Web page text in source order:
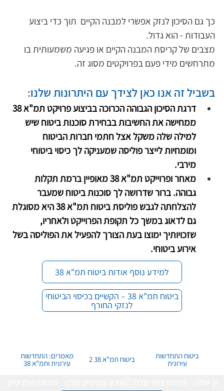
ביטוח תמ"א 38 – הקשיים בכיסוי הביטוחי
לנזקי החורף
למידע נוסף אודות ביטוח תמ"א 38
כך גם הסיכון לנזק אפשרי למבנה הקיים  תוך כדי ביצוע
העבודות - הוא גדול.
מצבים של קריסת המבנה הקיים או פגיעה משמעותית בו
מתרחשים מידי פעם בפרויקטים מסוג זה.
בשביל זה אנו כאן לצידך עם היתרונות שלנו:
דרגת הסיכון הגבוהה הכרוכה בביצוע פרויקט תמ"א 38
ממחישה את החשיבות בבחירת סוכנות ביטוח שיש
למילה שלה משקל אצל חתמי חברות הביטוח
ומומחיות לייצר פוליסה שמעניקה לך כיסוי ביטוחי
מירבי.
מאחר ופרוייקט תמ"א 38 מאופיין ברמת תקלות
גבוהה. ברור שדרושה לך סוכנות ביטוח שמעבר
להצלחתה לגבש פוליסת ביטוח תמ"א 38 היא מסוגלת
גם לדאוג במשך כל תקופת הפרוייקט ולאחריו,
שזכויותיך ימוצו בעת הצורך להפעיל את הפוליסה בשל
אירוע ביטוחי.
ביטוח התחדשות
עירונית ביטוח תמ"א 38 2 מאמרים: התחדשות
עירונית ותמ"א 38